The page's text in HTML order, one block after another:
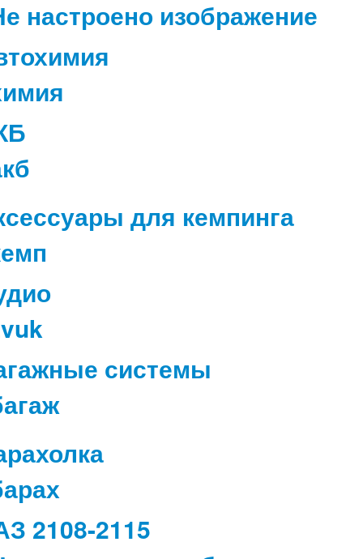
для кемпинга
системы
2108-2115